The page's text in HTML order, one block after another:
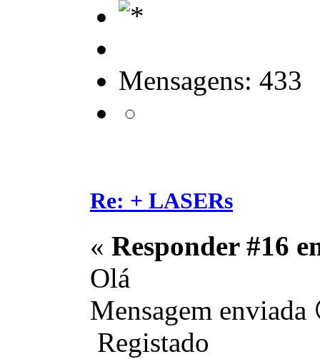
Mensagens: 433
Re: + LASERs
« Responder #16
Olá
Mensagem enviada
Registado